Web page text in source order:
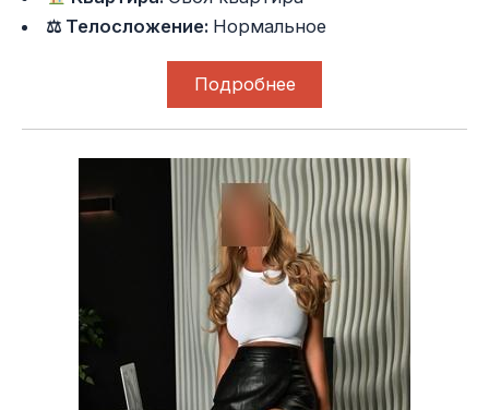
⚖ Телосложение: Нормальное
Подробнее